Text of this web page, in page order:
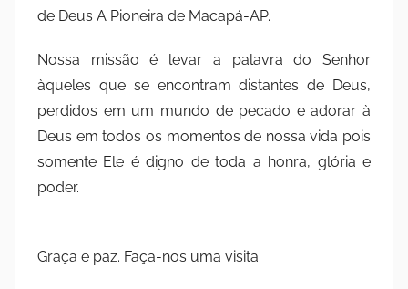
de Deus A Pioneira de Macapá-AP.
Nossa missão é levar a palavra do Senhor
àqueles que se encontram distantes de Deus,
perdidos em um mundo de pecado e adorar à
Deus em todos os momentos de nossa vida pois
somente Ele é digno de toda a honra, glória e
poder.
Graça e paz. Faça-nos uma visita.